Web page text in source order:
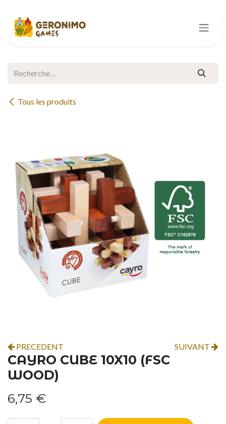
Tous les produits
PRECEDENT SUIVANT
CAYRO CUBE 10X10 (FSC
WOOD)
6,75 €